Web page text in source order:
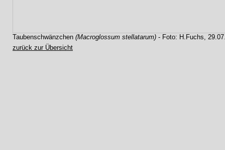
Taubenschwänzchen (Macroglossum stellatarum) - Foto: H.Fuchs,
zurück zur Übersicht